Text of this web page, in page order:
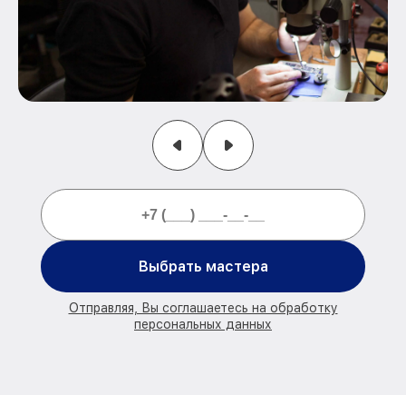
Выбрать мастера
Отправляя, Вы соглашаетесь на обработку
персональных данных